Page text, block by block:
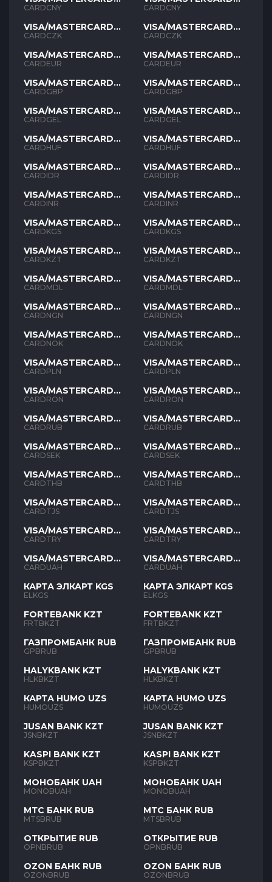
CNY
CARDCNY
VISA/MASTERCARD
CZK
CARDCZK
VISA/MASTERCARD
EUR
CARDEUR
VISA/MASTERCARD
GBP
CARDGBP
VISA/MASTERCARD
GEL
CARDGEL
VISA/MASTERCARD
HUF
CARDHUF
VISA/MASTERCARD
IDR
CARDIDR
VISA/MASTERCARD
INR
CARDINR
VISA/MASTERCARD
KGS
CARDKGS
VISA/MASTERCARD
KZT
CARDKZT
VISA/MASTERCARD
MDL
CARDMDL
VISA/MASTERCARD
NGN
CARDNGN
VISA/MASTERCARD
NOK
CARDNOK
VISA/MASTERCARD
PLN
CARDPLN
VISA/MASTERCARD
RON
CARDRON
VISA/MASTERCARD
RUB
CARDRUB
VISA/MASTERCARD
SEK
CARDSEK
VISA/MASTERCARD
THB
CARDTHB
VISA/MASTERCARD
TJS
CARDTJS
VISA/MASTERCARD
TYR
CARDTRY
VISA/MASTERCARD
UAH
CARDUAH
КАРТА ЭЛКАРТ KGS
ELKGS
FORTEBANK KZT
FRTBKZT
ГАЗПРОМБАНК RUB
GPBRUB
HALYKBANK KZT
HLKBKZT
КАРТА HUMO UZS
HUMOUZS
JUSAN BANK KZT
JSNBKZT
KASPI BANK KZT
KSPBKZT
МОНОБАНК UAH
MONOBUAH
МТС БАНК RUB
MTSBRUB
ОТКРЫТИЕ RUB
OPNBRUB
OZON БАНК RUB
OZONBRUB
CNY
CARDCNY
VISA/MASTERCARD
CZK
CARDCZK
VISA/MASTERCARD
EUR
CARDEUR
VISA/MASTERCARD
GBP
CARDGBP
VISA/MASTERCARD
GEL
CARDGEL
VISA/MASTERCARD
HUF
CARDHUF
VISA/MASTERCARD
IDR
CARDIDR
VISA/MASTERCARD
INR
CARDINR
VISA/MASTERCARD
KGS
CARDKGS
VISA/MASTERCARD
KZT
CARDKZT
VISA/MASTERCARD
MDL
CARDMDL
VISA/MASTERCARD
NGN
CARDNGN
VISA/MASTERCARD
NOK
CARDNOK
VISA/MASTERCARD
PLN
CARDPLN
VISA/MASTERCARD
RON
CARDRON
VISA/MASTERCARD
RUB
CARDRUB
VISA/MASTERCARD
SEK
CARDSEK
VISA/MASTERCARD
THB
CARDTHB
VISA/MASTERCARD
TJS
CARDTJS
VISA/MASTERCARD
TYR
CARDTRY
VISA/MASTERCARD
UAH
CARDUAH
КАРТА ЭЛКАРТ KGS
ELKGS
FORTEBANK KZT
FRTBKZT
ГАЗПРОМБАНК RUB
GPBRUB
HALYKBANK KZT
HLKBKZT
КАРТА HUMO UZS
HUMOUZS
JUSAN BANK KZT
JSNBKZT
KASPI BANK KZT
KSPBKZT
МОНОБАНК UAH
MONOBUAH
МТС БАНК RUB
MTSBRUB
ОТКРЫТИЕ RUB
OPNBRUB
OZON БАНК RUB
OZONBRUB